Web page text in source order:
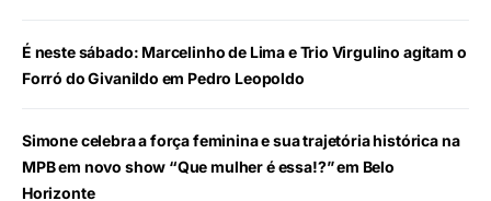
É neste sábado: Marcelinho de Lima e Trio Virgulino agitam o
Forró do Givanildo em Pedro Leopoldo
Simone celebra a força feminina e sua trajetória histórica na
MPB em novo show “Que mulher é essa!?” em Belo
Horizonte